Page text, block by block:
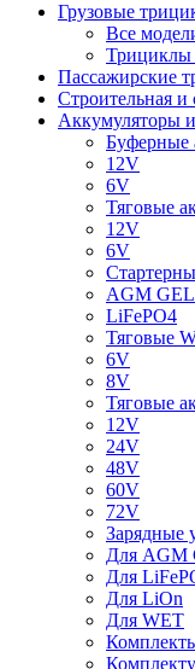
Грузовые
Все
Трициклы
Пассажирские
Строительная и
Аккумуляторы
Буферные
12V
6V
Тяговые
12V
6V
AGM GEL
LiFePO4
Тяговые
6V
8V
Тяговые
12V
24V
48V
60V
72V
Зарядные
Для AGM
Для
Для LiOn
Для WET